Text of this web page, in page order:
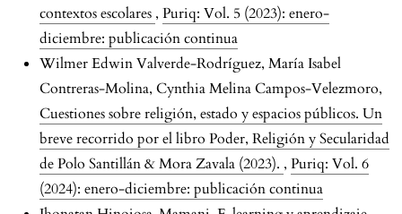
contextos escolares , Puriq: Vol. 5 (2023): enero-
diciembre: publicación continua
Wilmer Edwin Valverde-Rodríguez, María Isabel
Contreras-Molina, Cynthia Melina Campos-Velezmoro,
Cuestiones sobre religión, estado y espacios públicos. Un
breve recorrido por el libro Poder, Religión y Secularidad
de Polo Santillán & Mora Zavala (2023). , Puriq: Vol. 6
(2024): enero-diciembre: publicación continua